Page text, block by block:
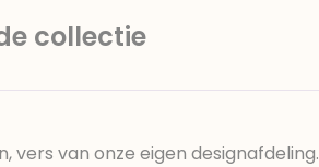
collectie
vers van onze eigen designafdeling.